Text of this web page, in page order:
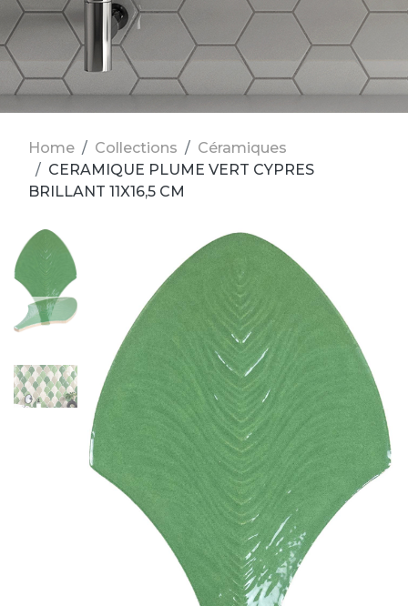
Home Collections
Céramiques
CERAMIQUE PLUME VERT CYPRES
BRILLANT 11X16,5 CM